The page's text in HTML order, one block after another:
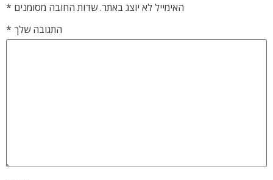
האימייל לא יוצג באתר.שדות החובה מסומנים *
התגובה שלך *